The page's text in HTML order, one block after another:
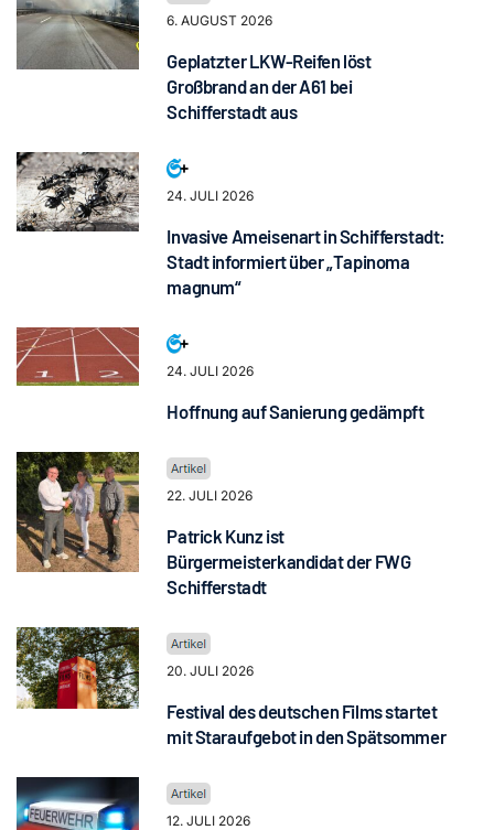
6. AUGUST 2026
Geplatzter LKW-Reifen löst
Großbrand an der A61 bei
Schifferstadt aus
24. JULI 2026
Invasive Ameisenart in Schifferstadt:
Stadt informiert über „Tapinoma
magnum“
24. JULI 2026
Hoffnung auf Sanierung gedämpft
22. JULI 2026
Patrick Kunz ist
Bürgermeisterkandidat der FWG
Schifferstadt
20. JULI 2026
Festival des deutschen Films startet
mit Staraufgebot in den Spätsommer
12. JULI 2026